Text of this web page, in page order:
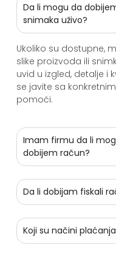
Da li mogu da
snimaka uživo?
Ukoliko su dostupne,
slike proizvoda ili
uvid u izgled, detalje i
se javite sa
pomoći.
Imam firmu da li
dobijem račun?
Da li dobijam fiskali
Koji su načini